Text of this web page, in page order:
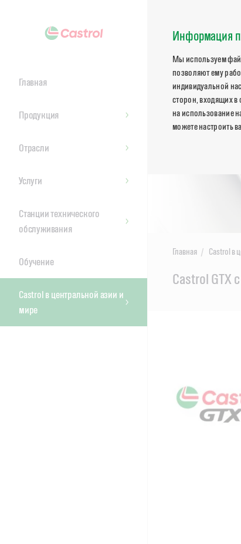
Информация
Мы используем
позволяют ему
индивидуальной
сторон, входящих в
на использование
можете настроить
Главная
Продукция
Отрасли
Услуги
Станции технического
обслуживания
Обучение
Castrol в центральной азии и
мире
Главная Castrol в
Castrol GTX